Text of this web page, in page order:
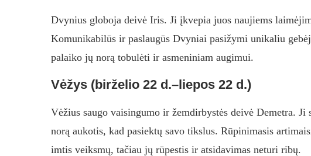
Dvynius globoja deivė Iris. Ji įkvepia juos naujiems
Komunikabilūs ir paslaugūs Dvyniai pasižymi unikaliu
palaiko jų norą tobulėti ir asmeniniam augimui.
Vėžys (birželio 22 d.–liepos 22 d.)
Vėžius saugo vaisingumo ir žemdirbystės deivė Demetra.
norą aukotis, kad pasiektų savo tikslus. Rūpinimasis
imtis veiksmų, tačiau jų rūpestis ir atsidavimas neturi ribų.